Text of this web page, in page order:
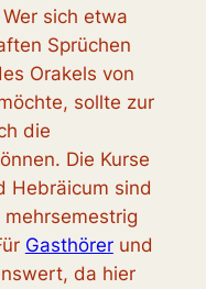
sich etwa
Sprüchen
Orakels von
sollte zur
die
Die Kurse
Hebräicum sind
Gasthörerund
da hier